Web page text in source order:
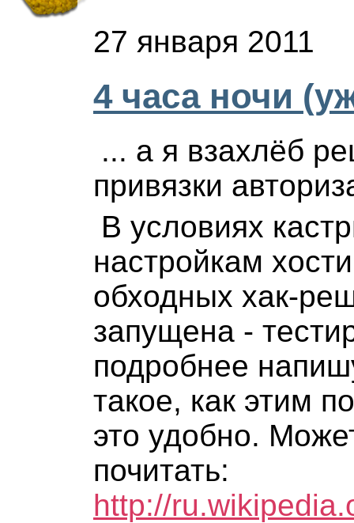
27 января 2011
4 часа ночи
... а я взахлёб
привязки
В условиях
настройкам
обходных хак-
запущена -
подробнее
такое, как этим
это удобно.
почитать:
http://